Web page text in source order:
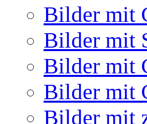
Bilder mit
Bilder mit
Bilder mit
Bilder mit
Bilder mit